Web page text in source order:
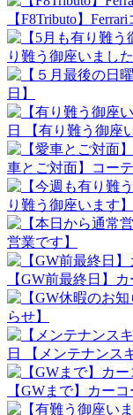
【F8Tributo】
り難う御座いました
日】
日
【有り難う御座
車とご対面】コー
り難う御座います】
営業です】
【GW前最終日】
らせ】
日
【メンテナンス
【GWまで】カー